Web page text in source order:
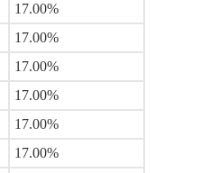
17.00%
17.00%
17.00%
17.00%
17.00%
17.00%